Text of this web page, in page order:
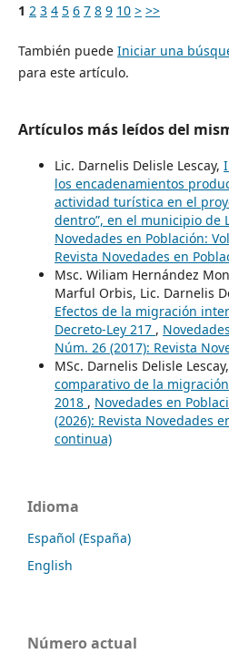
1 2 3 4 5 6 7 8 9 10 > >>
También puede Iniciar una
para este artículo.
Artículos más leídos del
Lic. Darnelis Delisle Lescay,
los encadenamientos
actividad turística en el
dentro”, en el municipio de
Novedades en Población:
Revista Novedades en
Msc. Wiliam Hernández
Marful Orbis, Lic. Darnelis
Efectos de la migración
Decreto-Ley 217 ,
Núm. 26 (2017): Revista
MSc. Darnelis Delisle Lescay,
comparativo de la
2018 , Novedades en
(2026): Revista Novedades
continua)
Idioma
Español (España)
English
Número actual